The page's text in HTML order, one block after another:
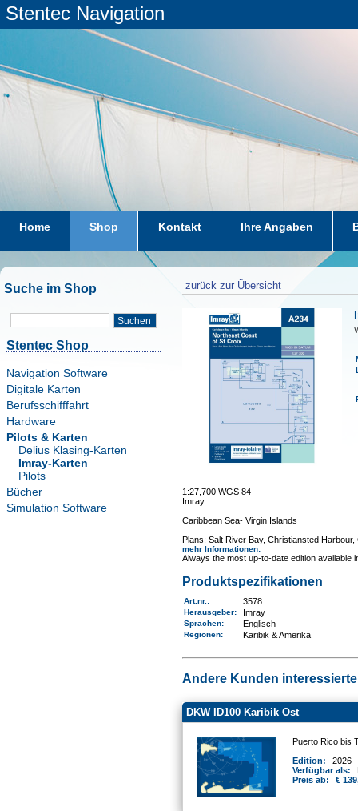
Stentec Navigation
Home Shop Kontakt Ihre Angaben
Suche im Shop
Suchen
Stentec Shop
Navigation Software
Digitale Karten
Berufsschifffahrt
Hardware
Pilots & Karten
Delius Klasing-Karten
Imray-Karten
Pilots
Bücher
Simulation Software
zurück zur Übersicht
1:27,700 WGS 84
Imray
Caribbean Sea- Virgin Islands
Plans: Salt River Bay, Christiansted
mehr Informationen:
Always the most up-to-date edition
Produktspezifikationen
Art.nr. : 3578
Herausgeber: Imray
Sprachen: Englisch
Regionen: Karibik & Amerika
Andere Kunden
DKW ID100 Karibik Ost
Puerto Rico bis
Edition:
2026
Verfügbar als:
Preis ab:
€